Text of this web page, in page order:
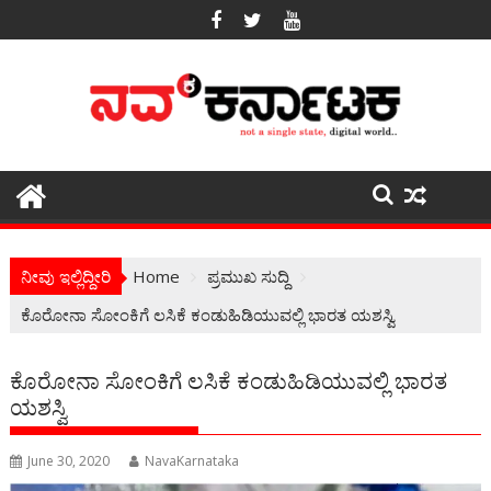
to
ನೀವು ಇಲ್ಲಿದ್ದೀರಿ Home
ಪ್ರಮುಖ ಸುದ್ದಿ
ಕೊರೋನಾ ಸೋಂಕಿಗೆ ಲಸಿಕೆ ಕಂಡುಹಿಡಿಯುವಲ್ಲಿ ಭಾರತ ಯಶಸ್ವಿ
ಕೊರೋನಾ ಸೋಂಕಿಗೆ ಲಸಿಕೆ ಕಂಡುಹಿಡಿಯುವಲ್ಲಿ ಭಾರತ
ಯಶಸ್ವಿ
June 30, 2020 NavaKarnataka